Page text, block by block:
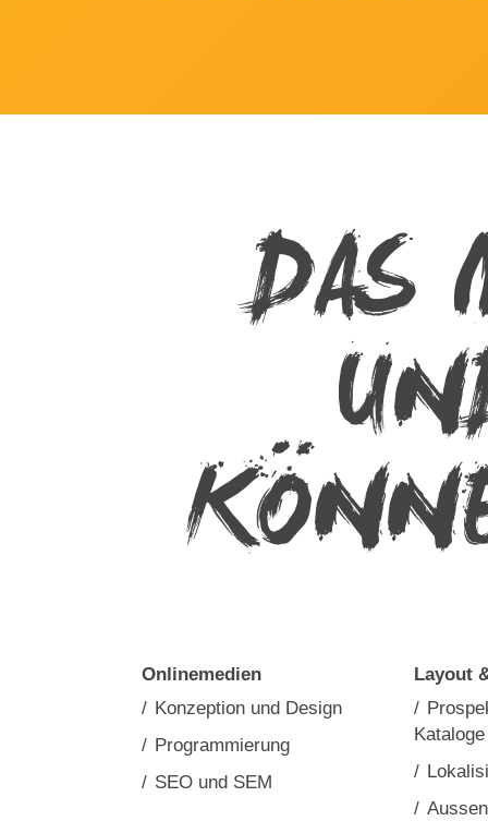
DAS
Onlinemedien
/ Konzeption und Design
/ Programmierung
/ SEO und SEM
Layout
/
Kataloge
/
/